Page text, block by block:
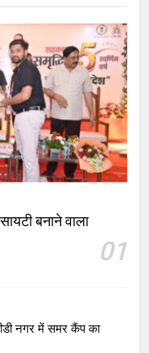
बनाने वाला
01
नगर में समर कैंप का